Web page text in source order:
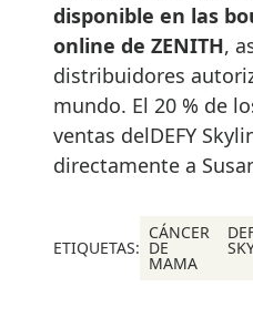
disponible en las
online de ZENITH,
distribuidores
mundo. El 20 % de
ventas delDEFY
directamente a
ETIQUETAS:
CÁNCER
DE
MAMA